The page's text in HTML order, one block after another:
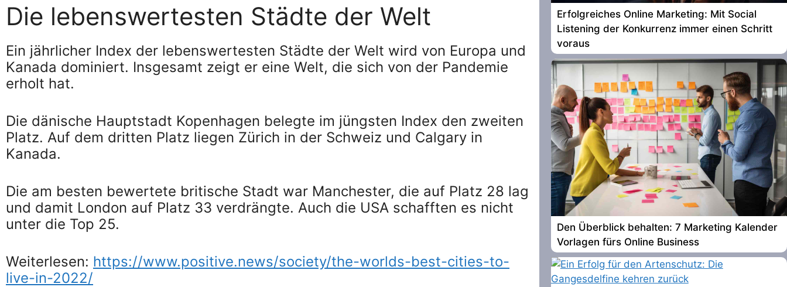
Die lebenswertesten Städte der Welt
Ein jährlicher Index der lebenswertesten Städte der Welt wird von Europa und
Kanada dominiert. Insgesamt zeigt er eine Welt, die sich von der Pandemie
erholt hat.
Die dänische Hauptstadt Kopenhagen belegte im jüngsten Index den zweiten
Platz. Auf dem dritten Platz liegen Zürich in der Schweiz und Calgary in
Kanada.
Die am besten bewertete britische Stadt war Manchester, die auf Platz 28 lag
und damit London auf Platz 33 verdrängte. Auch die USA schafften es nicht
unter die Top 25.
Weiterlesen: https://www.positive.news/society/the-worlds-best-cities-to-
live-in-2022/
Erfolgreiches Online Marketing: Mit Social
Listening der Konkurrenz immer einen Schritt
voraus
Den Überblick behalten: 7 Marketing Kalender
Vorlagen fürs Online Business